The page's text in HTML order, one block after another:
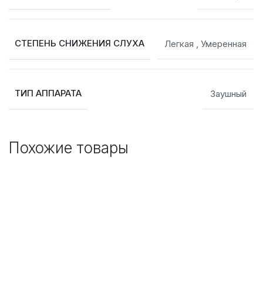
СТЕПЕНЬ СНИЖЕНИЯ СЛУХА Легкая , Умеренная
ТИП АППАРАТА Заушный
Похожие товары